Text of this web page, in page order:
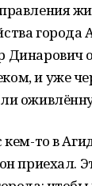
города
и уже
то в
приехал.